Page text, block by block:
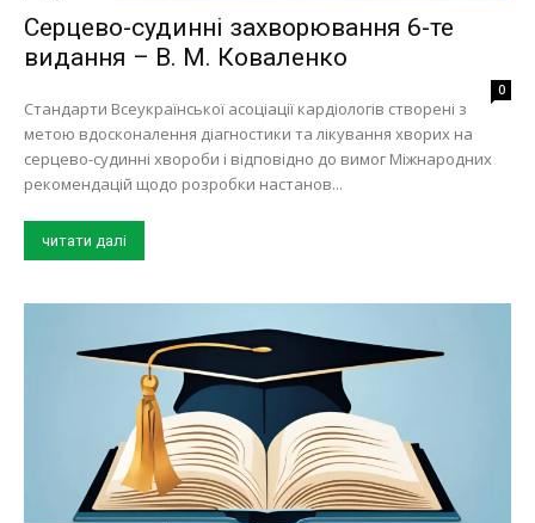
Серцево-судинні захворювання 6-те
видання – В. М. Коваленко
0
Стандарти Всеукраїнської асоціації кардіологів створені з
метою вдосконалення діагностики та лікування хворих на
серцево-судинні хвороби і відповідно до вимог Міжнародних
рекомендацій щодо розробки настанов...
читати далі